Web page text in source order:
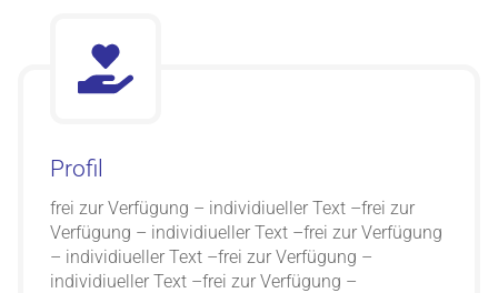
Profil
frei zur Verfügung – individiueller Text –frei zur
Verfügung – individiueller Text –frei zur Verfügung
– individiueller Text –frei zur Verfügung –
individiueller Text –frei zur Verfügung –